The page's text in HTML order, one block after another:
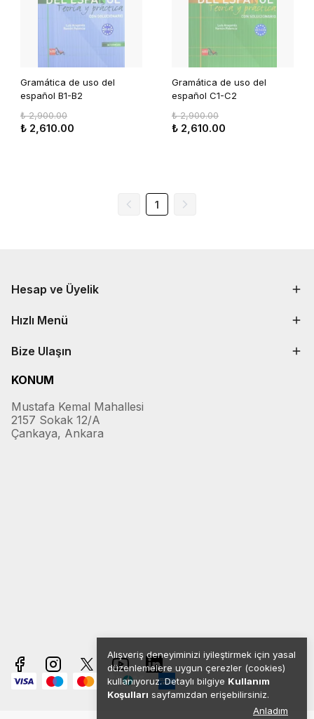
Alışveriş deneyiminizi iyileştirmek için yasal
düzenlemelere uygun çerezler (cookies)
kullanıyoruz. Detaylı bilgiye Kullanım
Koşulları sayfamızdan erişebilirsiniz.
Anladım
Gramática de uso del
español B1-B2
₺ 2,900.00
₺ 2,610.00
Gramática de uso del
español C1-C2
₺ 2,900.00
₺ 2,610.00
1
Hesap ve Üyelik
Hızlı Menü
Bize Ulaşın
KONUM
Mustafa Kemal Mahallesi
2157 Sokak 12/A
Çankaya, Ankara